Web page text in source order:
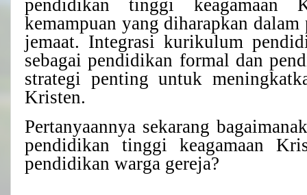
pendidikan tinggi keagamaan
kemampuan yang diharapkan
jemaat. Integrasi kurikulum
sebagai pendidikan formal dan
strategi penting untuk
Kristen.
Pertanyaannya sekarang
pendidikan tinggi keagamaan
pendidikan warga gereja?